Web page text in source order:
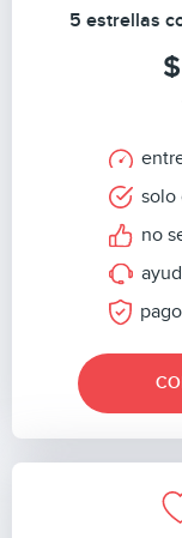
5 estrellas
$
solo
no